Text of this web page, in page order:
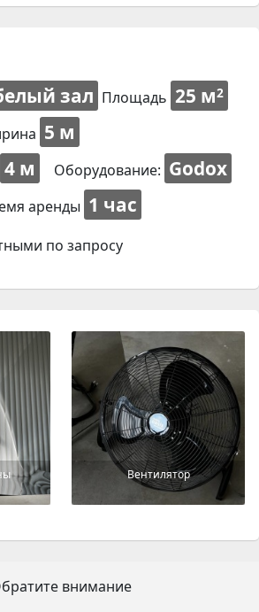
зал Площадь 25 м2
5 м
4 м Оборудование: Godox
аренды 1 час
по запросу
Вентилятор
внимание